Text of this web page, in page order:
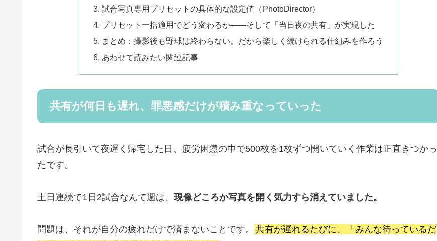
試合写真専用プリセットの具体的な設定値（PhotoDirector）
プリセット一括適用でどう変わるか――そして「当日夜の共有」が実現した
まとめ：撮影後も野球は終わらない。だから楽しく続けられる仕組みを作ろう
あわせて読みたい関連記事
共有が何日も遅れ、罪悪感だけが積み重なっていった
試合が長引いて夜遅く帰宅した日、疲労困憊の中で500枚を1枚ずつ開いていく作業は正直きつかっ
たです。
土日連続で1日2試合なんて週は、 現像どころか写真を開く気力すら消えていました。
問題は、それが自分の疲れだけで済まないことです。 共有が遅れるたびに、「みんな待っているだ